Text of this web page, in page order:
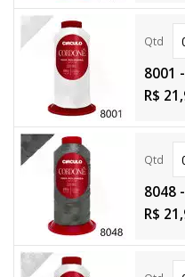
8001
R$
8048
R$